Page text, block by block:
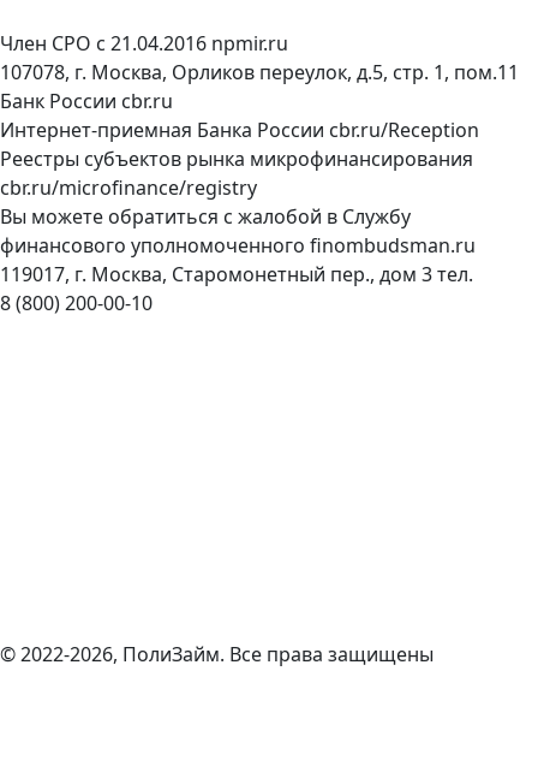
Член СРО с 21.04.2016 npmir.ru
107078, г. Москва, Орликов переулок, д.5, стр. 1, пом.11
Банк России cbr.ru
Интернет-приемная Банка России cbr.ru/Reception
Реестры субъектов рынка микрофинансирования
cbr.ru/microfinance/registry
Вы можете обратиться с жалобой в Службу
финансового уполномоченного finombudsman.ru
119017, г. Москва, Старомонетный пер., дом 3 тел.
8 (800) 200-00-10
© 2022-2026, ПолиЗайм. Все права защищены